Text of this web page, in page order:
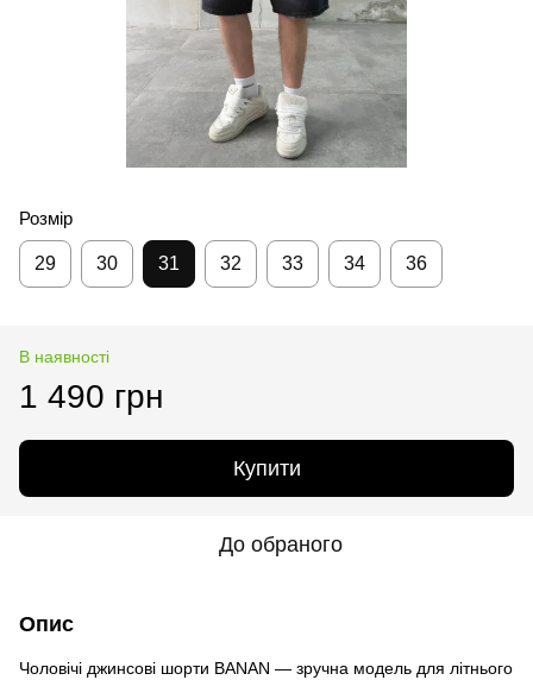
Розмір
29 30 31 32 33 34 36
В наявності
1 490 грн
Купити
До обраного
Опис
Чоловічі джинсові шорти BANAN — зручна модель для літнього